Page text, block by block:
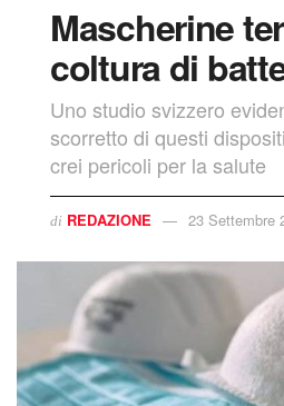
Mascherine
coltura di
Uno studio svizzero
scorretto di questi
crei pericoli per la salute
di REDAZIONE 23 Settembre